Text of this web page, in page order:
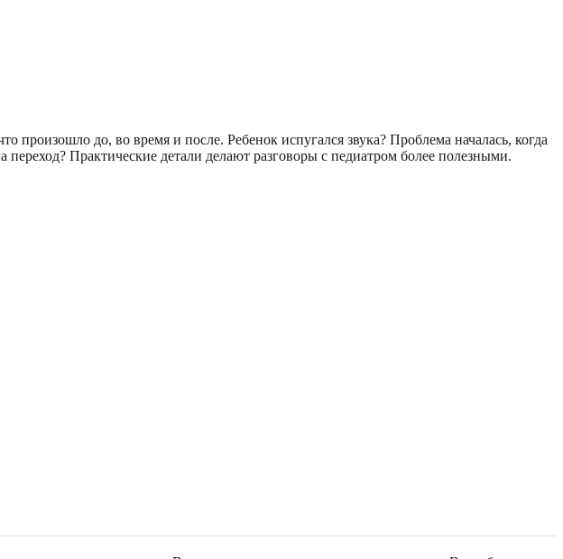
до, во время и после. Ребенок испугался звука? Проблема началась, когда
Практические детали делают разговоры с педиатром более полезными.